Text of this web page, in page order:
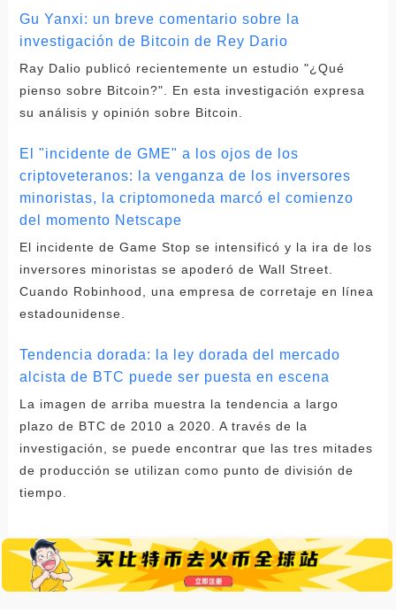
Gu Yanxi: un breve comentario sobre la
investigación de Bitcoin de Rey Dario
Ray Dalio publicó recientemente un estudio "¿Qué
pienso sobre Bitcoin?". En esta investigación expresa
su análisis y opinión sobre Bitcoin.
El "incidente de GME" a los ojos de los
criptoveteranos: la venganza de los inversores
minoristas, la criptomoneda marcó el comienzo
del momento Netscape
El incidente de Game Stop se intensificó y la ira de los
inversores minoristas se apoderó de Wall Street.
Cuando Robinhood, una empresa de corretaje en línea
estadounidense.
Tendencia dorada: la ley dorada del mercado
alcista de BTC puede ser puesta en escena
La imagen de arriba muestra la tendencia a largo
plazo de BTC de 2010 a 2020. A través de la
investigación, se puede encontrar que las tres mitades
de producción se utilizan como punto de división de
tiempo.